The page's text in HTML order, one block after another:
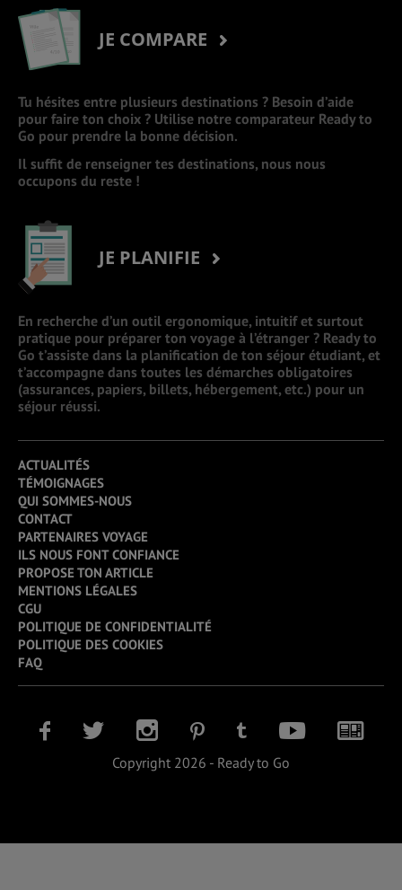
JE COMPARE
Tu hésites entre plusieurs destinations ? Besoin d’aide
pour faire ton choix ? Utilise notre comparateur Ready to
Go pour prendre la bonne décision.
Il suffit de renseigner tes destinations, nous nous
occupons du reste !
JE PLANIFIE
En recherche d’un outil ergonomique, intuitif et surtout
pratique pour préparer ton voyage à l’étranger ? Ready to
Go t’assiste dans la planification de ton séjour étudiant, et
t’accompagne dans toutes les démarches obligatoires
(assurances, papiers, billets, hébergement, etc.) pour un
séjour réussi.
ACTUALITÉS
TÉMOIGNAGES
QUI SOMMES-NOUS
CONTACT
PARTENAIRES VOYAGE
ILS NOUS FONT CONFIANCE
PROPOSE TON ARTICLE
MENTIONS LÉGALES
CGU
POLITIQUE DE CONFIDENTIALITÉ
POLITIQUE DES COOKIES
FAQ
Copyright 2026 - Ready to Go